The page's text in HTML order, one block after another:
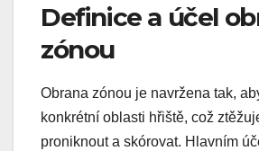
Definice a účel
zónou
Obrana zónou je navržena tak,
konkrétní oblasti hřiště, což
proniknout a skórovat. Hlavním